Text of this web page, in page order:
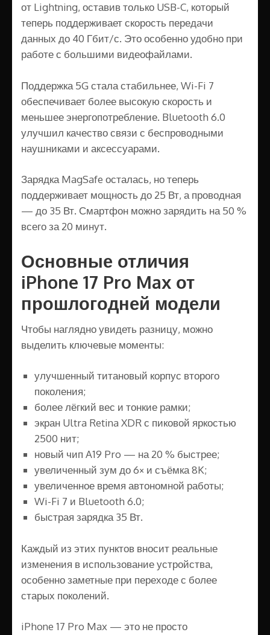
от Lightning, оставив только USB-C, который
теперь поддерживает скорость передачи
данных до 40 Гбит/с. Это особенно удобно при
работе с большими видеофайлами.
Поддержка 5G стала стабильнее, Wi-Fi 7
обеспечивает более высокую скорость и
меньшее энергопотребление. Bluetooth 6.0
улучшил качество связи с беспроводными
наушниками и аксессуарами.
Зарядка MagSafe осталась, но теперь
поддерживает мощность до 25 Вт, а проводная
— до 35 Вт. Смартфон можно зарядить на 50 %
всего за 20 минут.
Основные отличия
iPhone 17 Pro Max от
прошлогодней модели
Чтобы наглядно увидеть разницу, можно
выделить ключевые моменты:
улучшенный титановый корпус второго
поколения;
более лёгкий вес и тонкие рамки;
экран Ultra Retina XDR с пиковой яркостью
2500 нит;
новый чип A19 Pro — на 20 % быстрее;
увеличенный зум до 6× и съёмка 8K;
увеличенное время автономной работы;
Wi-Fi 7 и Bluetooth 6.0;
быстрая зарядка 35 Вт.
Каждый из этих пунктов вносит реальные
изменения в использование устройства,
особенно заметные при переходе с более
старых поколений.
iPhone 17 Pro Max — это не просто